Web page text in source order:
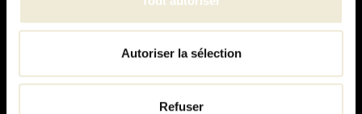
Autoriser la sélection
Refuser
100% sécurisé